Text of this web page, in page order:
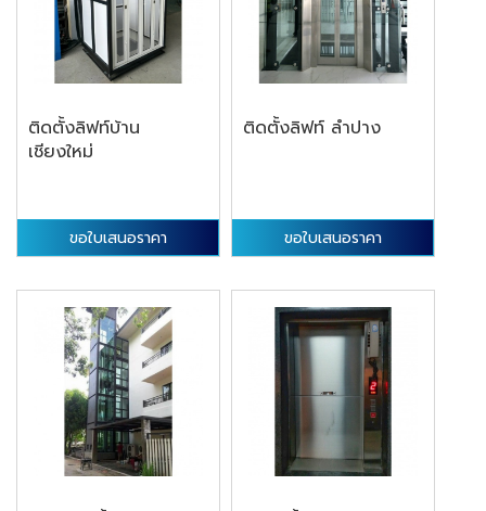
ติดตั้งลิฟท์บ้าน
เชียงใหม่
ขอใบเสนอราคา
ติดตั้งลิฟท์ ลำปาง
ขอใบเสนอราคา